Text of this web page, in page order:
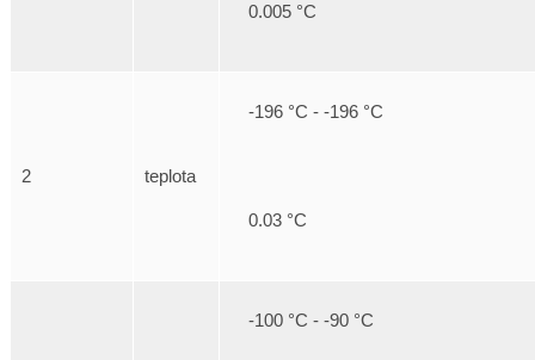
0.005 °C
2 teplota
-196 °C - -196 °C
0.03 °C
-100 °C - -90 °C